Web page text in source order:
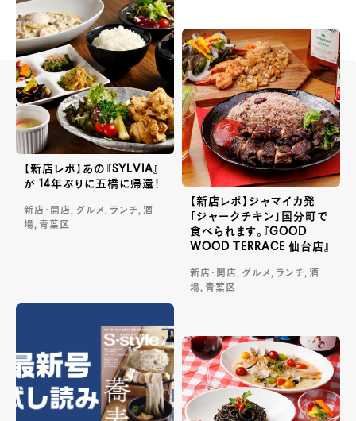
【新店レポ】あの『SYLVIA』
が 14年ぶりに五橋に帰還！
新店・開店, グルメ, ランチ, 酒
場, 青葉区
【新店レポ】ジャマイカ発
「ジャークチキン」国分町で
食べられます。『GOOD
WOOD TERRACE 仙台店』
新店・開店, グルメ, ランチ, 酒
場, 青葉区